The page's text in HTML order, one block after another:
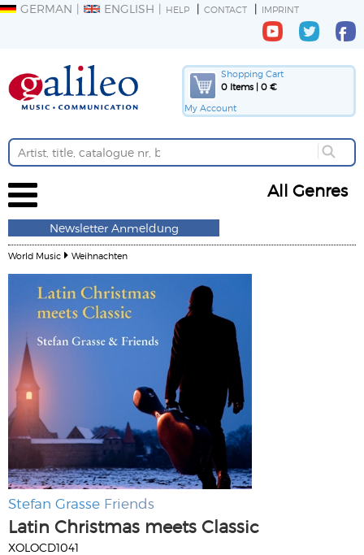
GERMAN ENGLISH HELP CONTACT IMPRINT
Shopping Cart
0 Items | 0 €
My Account
All Genres
Newsletter Anmeldung
World Music Weihnachten
Stefan Grasse Friends
Latin Christmas meets Classic
XOLOCD1041